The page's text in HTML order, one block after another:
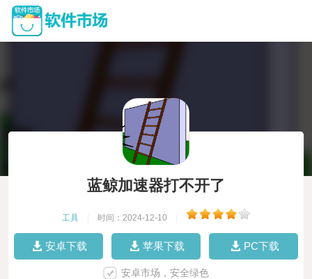
蓝鲸加速器打不开了
工具 时间：2024-12-10
安卓下载 苹果下载 PC下载
安卓市场，安全绿色